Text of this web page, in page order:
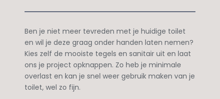
Ben je niet meer tevreden met je huidige toilet
en wil je deze graag onder handen laten nemen?
Kies zelf de mooiste tegels en sanitair uit en laat
ons je project opknappen. Zo heb je minimale
overlast en kan je snel weer gebruik maken van je
toilet, wel zo fijn.